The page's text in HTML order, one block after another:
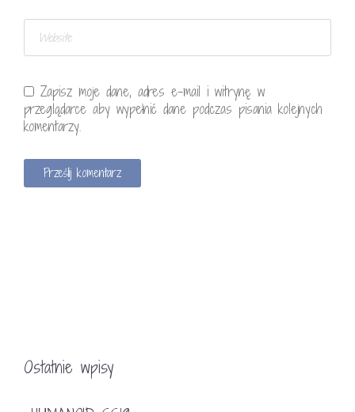
Zapisz moje dane, adres e-mail i witrynę w
przeglądarce aby wypełnić dane podczas pisania kolejnych
komentarzy.
Ostatnie wpisy